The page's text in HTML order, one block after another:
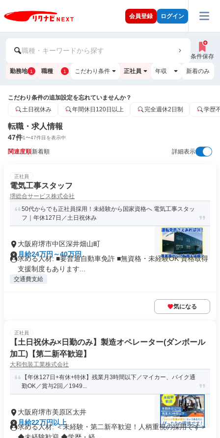
会員登録 ログイン
職種・キーワードから探す
条件保存
勤務地 1 職種 1 こだわり条件 正社員 年収 新着のみ
こだわり条件の追加設定を忘れていませんか？
土日祝休み
年間休日120日以上 完全週休2日制 学歴
転職・求人情報
47件1〜47件目を表示中
関連度順新着順 詳細表示
正社員
電気工事スタッフ
堺総合サービス株式会社
50代からでも正社員採用！未経験から国家資格へ 電気工事スタッ
フ｜年休127日／土日祝休み
大阪府堺市中区深井畑山町
月給24万円～40万円
求める人材: ■要普通自動車免許 ■無資格・未経験OK 資格取得
支援制度もあります...
交通費支給
気になる
正社員
【土日祝休み×日勤のみ】製造オペレーター(ダンボール
加工)【第二新卒歓迎】
大和包装工業株式会社
【年休127日+有休+特休】残業月3時間以下／マイカー、バイク通
勤OK／賞与2回／1949...
大阪府堺市美原区太井
月給22万円以上
求める人材: ＜未経験・第二新卒歓迎！人柄重視の採用です＞